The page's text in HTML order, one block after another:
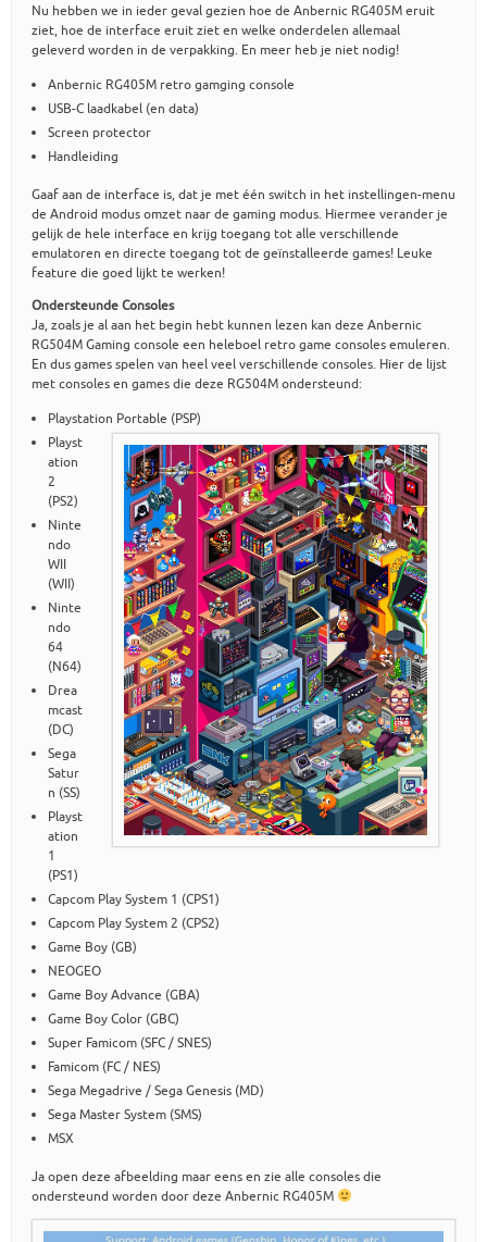
Nu hebben we in ieder geval gezien hoe de Anbernic RG405M eruit
ziet, hoe de interface eruit ziet en welke onderdelen allemaal
geleverd worden in de verpakking. En meer heb je niet nodig!
Anbernic RG405M retro gamging console
USB-C laadkabel (en data)
Screen protector
Handleiding
Gaaf aan de interface is, dat je met één switch in het instellingen-menu
de Android modus omzet naar de gaming modus. Hiermee verander je
gelijk de hele interface en krijg toegang tot alle verschillende
emulatoren en directe toegang tot de geïnstalleerde games! Leuke
feature die goed lijkt te werken!
Ondersteunde Consoles
Ja, zoals je al aan het begin hebt kunnen lezen kan deze Anbernic
RG504M Gaming console een heleboel retro game consoles emuleren.
En dus games spelen van heel veel verschillende consoles. Hier de lijst
met consoles en games die deze RG504M ondersteund:
Playstation Portable (PSP)
Playst
ation
2
(PS2)
Ninte
ndo
WII
(WII)
Ninte
ndo
64
(N64)
Drea
mcast
(DC)
Sega
Satur
n (SS)
Playst
ation
1
(PS1)
Capcom Play System 1 (CPS1)
Capcom Play System 2 (CPS2)
Game Boy (GB)
NEOGEO
Game Boy Advance (GBA)
Game Boy Color (GBC)
Super Famicom (SFC / SNES)
Famicom (FC / NES)
Sega Megadrive / Sega Genesis (MD)
Sega Master System (SMS)
MSX
Ja open deze afbeelding maar eens en zie alle consoles die
ondersteund worden door deze Anbernic RG405M